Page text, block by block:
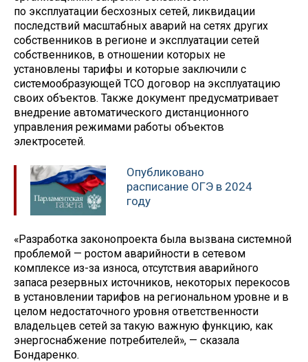
по эксплуатации бесхозных сетей, ликвидации
последствий масштабных аварий на сетях других
собственников в регионе и эксплуатации сетей
собственников, в отношении которых не
установлены тарифы и которые заключили с
системообразующей ТСО договор на эксплуатацию
своих объектов. Также документ предусматривает
внедрение автоматического дистанционного
управления режимами работы объектов
электросетей.
Опубликовано
расписание ОГЭ в 2024
году
«Разработка законопроекта была вызвана системной
проблемой — ростом аварийности в сетевом
комплексе из-за износа, отсутствия аварийного
запаса резервных источников, некоторых перекосов
в установлении тарифов на региональном уровне и в
целом недостаточного уровня ответственности
владельцев сетей за такую важную функцию, как
энергоснабжение потребителей», — сказала
Бондаренко.